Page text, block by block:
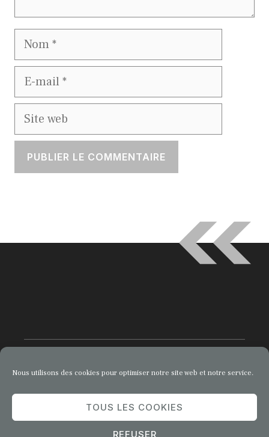
Nous utilisons des cookies pour optimiser notre site web et notre service.
TOUS LES COOKIES
REFUSER
Nom
E-
Site
Terms of Service